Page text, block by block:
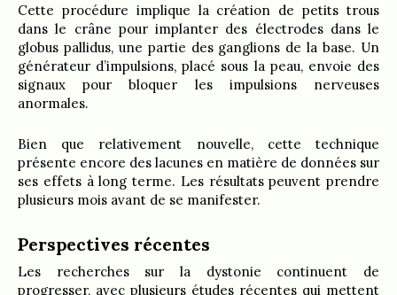
Cette procédure implique la création de petits trous
dans le crâne pour implanter des électrodes dans le
globus pallidus, une partie des ganglions de la base. Un
générateur d’impulsions, placé sous la peau, envoie des
signaux pour bloquer les impulsions nerveuses
anormales.
Bien que relativement nouvelle, cette technique
présente encore des lacunes en matière de données sur
ses effets à long terme. Les résultats peuvent prendre
plusieurs mois avant de se manifester.
Perspectives récentes
Les recherches sur la dystonie continuent de
progresser, avec plusieurs études récentes qui mettent